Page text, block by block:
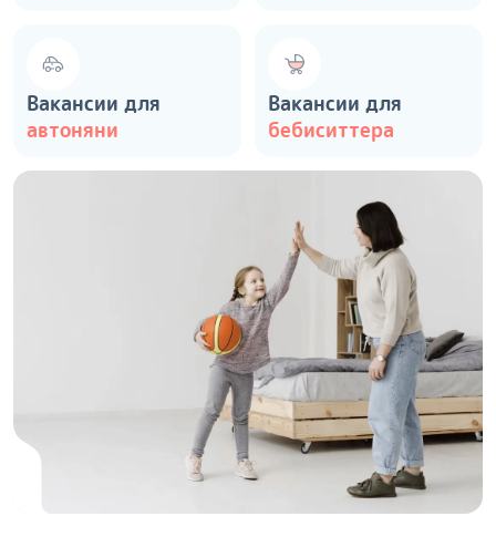
Вакансии для
автоняни
Вакансии для
бебиситтера